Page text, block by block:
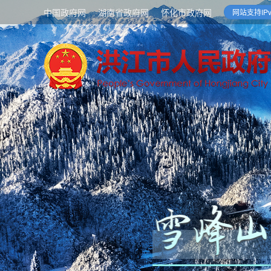
中国政府网 湖南省政府网 怀化市政府网 网站支持